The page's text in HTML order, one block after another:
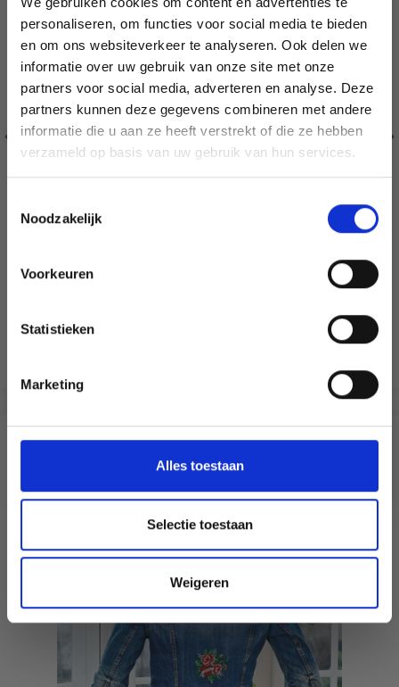
personaliseren, om functies voor social media te bieden
en om ons websiteverkeer te analyseren. Ook delen we
informatie over uw gebruik van onze site met onze
partners voor social media, adverteren en analyse. Deze
partners kunnen deze gegevens combineren met andere
informatie die u aan ze heeft verstrekt of die ze hebben
verzameld op basis van uw gebruik van hun services.
Noodzakelijk
Voorkeuren
Statistieken
Marketing
Alles toestaan
Selectie toestaan
Weigeren
BORDUURPAKKET HARTEN EN ROZEN 10 X 10 CM
Aanbieding verloopt 12/08/2026
ANDEREN KOCHTEN OOK
19% korting
Économisez jusqu'à 50 %
Soyez le premier à connaître nos soldes et
Wil je liever nieuws ontvangen over onze
Nederlands?